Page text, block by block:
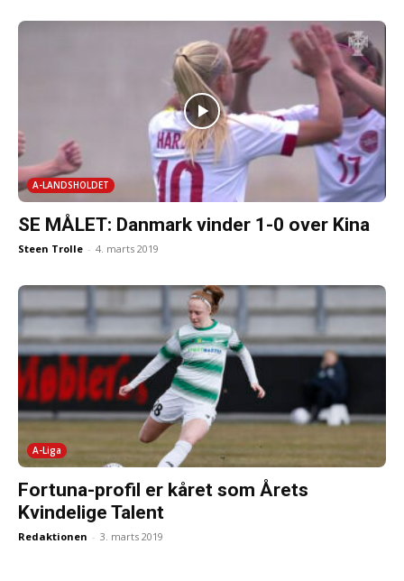
A-LANDSHOLDET
SE MÅLET: Danmark vinder 1-0 over Kina
Steen Trolle - 4. marts 2019
A-Liga
Fortuna-profil er kåret som Årets
Kvindelige Talent
Redaktionen - 3. marts 2019